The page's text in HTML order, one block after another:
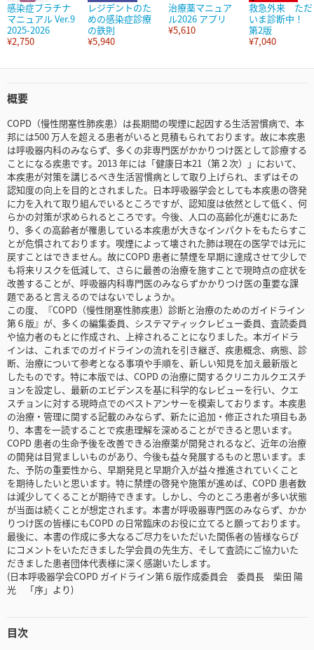
感染症プラチナ
マニュアル Ver.9
2025-2026
¥2,750
レジデントのた
めの感染症診療
の鉄則
¥5,940
治療薬マニュア
ル2026 アプリ
¥5,610
救急外来 ただ
いま診断中！
第2版
¥7,040
概要
COPD（慢性閉塞性肺疾患）は長期間の喫煙に起因する生活習慣病で、本
邦には500 万人を超える患者がいると見積もられております。故に本疾患
は呼吸器内科のみならず、多くの非専門医がかかりつけ医として診療する
ことになる疾患です。2013 年には「健康日本21（第２次）」において、
本疾患が対策を講じるべき生活習慣病として取り上げられ、まずはその
認知度の向上を目的とされました。日本呼吸器学会としても本疾患の啓発
に力を入れて取り組んでいるところですが、認知度は依然として低く、何
らかの対策が求められるところです。今後、人口の高齢化が進むにあた
り、多くの高齢者が罹患している本疾患が大きなインパクトをもたらすこ
とが危惧されております。喫煙によって壊された肺は現在の医学では元に
戻すことはできません。故にCOPD 患者に禁煙を早期に達成させて少しで
も将来リスクを低減して、さらに最善の治療を施すことで現時点の症状を
改善することが、呼吸器内科専門医のみならずかかりつけ医の重要な課
題であると言えるのではないでしょうか。
この度、『COPD（慢性閉塞性肺疾患）診断と治療のためのガイドライン
第６版』が、多くの編集委員、システマティックレビュー委員、査読委員
や協力者のもとに作成され、上梓されることになりました。本ガイドラ
インは、これまでのガイドラインの流れを引き継ぎ、疾患概念、病態、診
断、治療について参考となる事項や手順を、新しい知見を加え最新版と
したものです。特に本版では、COPD の治療に関するクリニカルクエスチ
ョンを設定し、最新のエビデンスを基に科学的なレビューを行い、クエ
スチョンに対する現時点でのベストアンサーを模索しております。本疾患
の治療・管理に関する記載のみならず、新たに追加・修正された項目もあ
り、本書を一読することで疾患理解を深めることができると思います。
COPD 患者の生命予後を改善できる治療薬が開発されるなど、近年の治療
の開発は目覚ましいものがあり、今後も益々発展するものと思います。ま
た、予防の重要性から、早期発見と早期介入が益々推進されていくこと
を期待したいと思います。特に禁煙の啓発や施策が進めば、COPD 患者数
は減少してくることが期待できます。しかし、今のところ患者が多い状態
が当面は続くことが想定されます。本書が呼吸器専門医のみならず、かか
りつけ医の皆様にもCOPD の日常臨床のお役に立てると願っております。
最後に、本書の作成に多大なるご尽力をいただいた関係者の皆様ならび
にコメントをいただきました学会員の先生方、そして査読にご協力いた
だきました患者団体代表様に深く感謝いたします。
(日本呼吸器学会COPD ガイドライン第６版作成委員会 委員長 柴田 陽
光 「序」より)
目次